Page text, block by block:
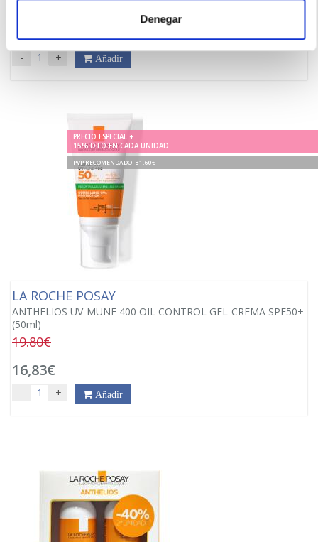
Denegar
19.95€
16,96€
- + Añadir
PRECIO ESPECIAL +
15% DTO EN CADA UNIDAD
PVP RECOMENDADO. 31.60€
LA ROCHE POSAY
ANTHELIOS UV-MUNE 400 OIL CONTROL GEL-CREMA SPF50+
(50ml)
19.80€
16,83€
- + Añadir